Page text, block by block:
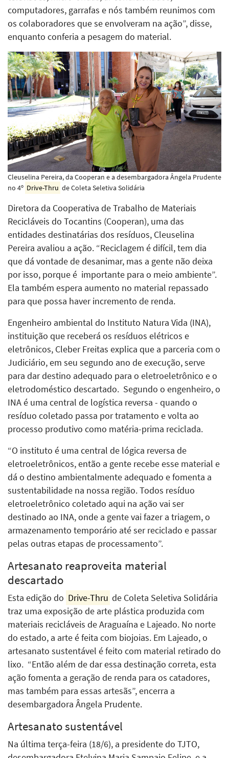
computadores, garrafas e nós também reunimos com
os colaboradores que se envolveram na ação”, disse,
enquanto conferia a pesagem do material.
Cleuselina Pereira, da Cooperan e a desembargadora Ângela Prudente
no 4º Drive-Thru de Coleta Seletiva Solidária
Diretora da Cooperativa de Trabalho de Materiais
Recicláveis do Tocantins (Cooperan), uma das
entidades destinatárias dos resíduos, Cleuselina
Pereira avaliou a ação. “Reciclagem é difícil, tem dia
que dá vontade de desanimar, mas a gente não deixa
por isso, porque é importante para o meio ambiente”.
Ela também espera aumento no material repassado
para que possa haver incremento de renda.
Engenheiro ambiental do Instituto Natura Vida (INA),
instituição que receberá os resíduos elétricos e
eletrônicos, Cleber Freitas explica que a parceria com o
Judiciário, em seu segundo ano de execução, serve
para dar destino adequado para o eletroeletrônico e o
eletrodoméstico descartado. Segundo o engenheiro, o
INA é uma central de logística reversa - quando o
resíduo coletado passa por tratamento e volta ao
processo produtivo como matéria-prima reciclada.
“O instituto é uma central de lógica reversa de
eletroeletrônicos, então a gente recebe esse material e
dá o destino ambientalmente adequado e fomenta a
sustentabilidade na nossa região. Todos resíduo
eletroeletrônico coletado aqui na ação vai ser
destinado ao INA, onde a gente vai fazer a triagem, o
armazenamento temporário até ser reciclado e passar
pelas outras etapas de processamento”.
Artesanato reaproveita material
descartado
Esta edição do Drive-Thru de Coleta Seletiva Solidária
traz uma exposição de arte plástica produzida com
materiais recicláveis de Araguaína e Lajeado. No norte
do estado, a arte é feita com biojoias. Em Lajeado, o
artesanato sustentável é feito com material retirado do
lixo. “Então além de dar essa destinação correta, esta
ação fomenta a geração de renda para os catadores,
mas também para essas artesãs”, encerra a
desembargadora Ângela Prudente.
Artesanato sustentável
Na última terça-feira (18/6), a presidente do TJTO,